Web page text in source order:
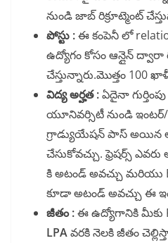
నుండి జాబ్ రిక్రూట్మెంట్
పోస్టు :ఈ కంపెనీ లో
ఉద్యోగం కోసం ఆన్లైన్ ద్వారా
చేస్తున్నారు.మొత్తం 100
విద్య అర్హత :ఏదైనా
యూనివర్సిటీ నుండి
గ్రాడ్యుయేషన్ పాస్ అయిన
చేసుకోవచ్చు. ఫ్రెషర్స్
కి అటండ్ అవచ్చు మరియు
కూడా అటండ్ అవచ్చు ఈ
జీతం :ఈ ఉద్యోగానికి మీకు
LPAవరకి నెలకి జీతం